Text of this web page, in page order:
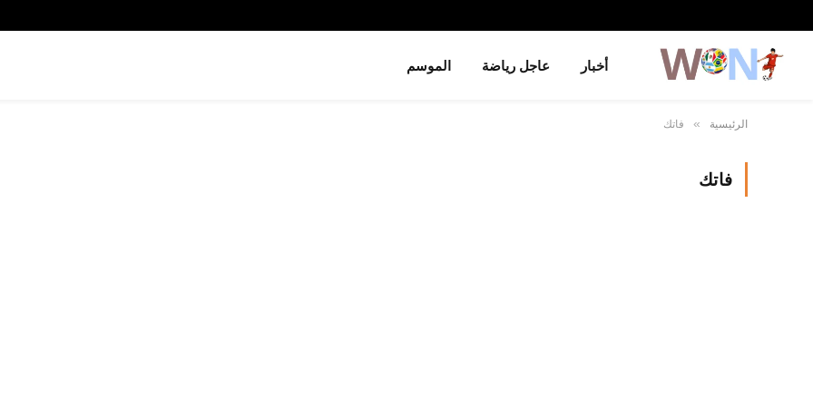
أخبار عاجل رياضة الموسم
الرئيسية » فاتك
فاتك